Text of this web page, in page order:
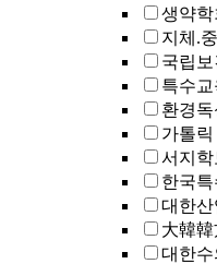
생약학
지체.
국립보
특수
환경독
가톨
서지학
한국
대한
大韓
대한수